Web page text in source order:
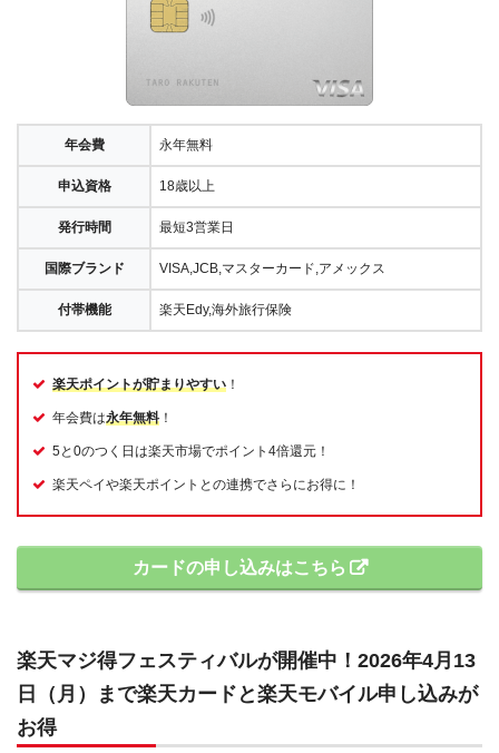
年会費 永年無料
申込資格 18歳以上
発行時間 最短3営業日
国際ブランド VISA,JCB,マスターカード,アメックス
付帯機能 楽天Edy,海外旅行保険
楽天ポイントが貯まりやすい ！
年会費は永年無料 ！
5と0のつく日は楽天市場でポイント4倍還元！
楽天ペイや楽天ポイントとの連携でさらにお得に！
カードの申し込みはこちら
楽天マジ得フェスティバルが開催中！2026年4月13
日（月）まで楽天カードと楽天モバイル申し込みが
お得